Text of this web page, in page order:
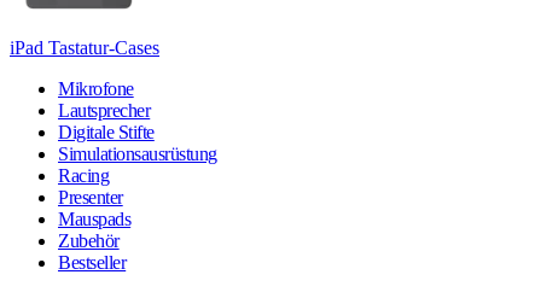
iPad Tastatur-Cases
Mikrofone
Lautsprecher
Digitale Stifte
Simulationsausrüstung
Racing
Presenter
Mauspads
Zubehör
Bestseller